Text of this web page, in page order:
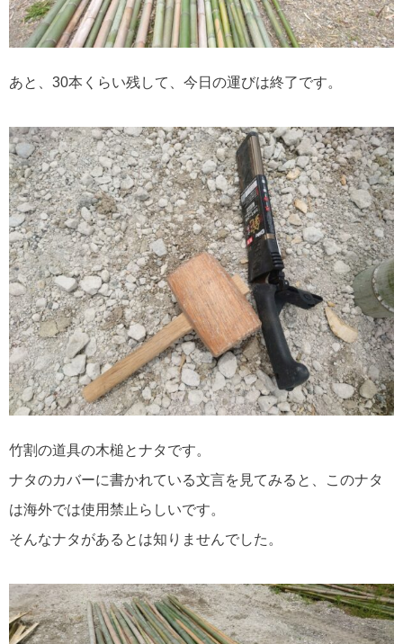
あと、30本くらい残して、今日の運びは終了です。
竹割の道具の木槌とナタです。
ナタのカバーに書かれている文言を見てみると、このナタ
は海外では使用禁止らしいです。
そんなナタがあるとは知りませんでした。